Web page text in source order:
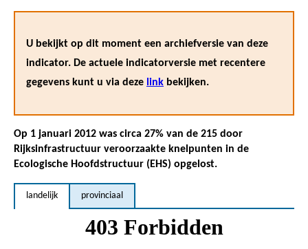
U bekijkt op dit moment een archiefversie van deze
indicator. De actuele indicatorversie met recentere
gegevens kunt u via deze link bekijken.
Op 1 januari 2012 was circa 27% van de 215 door
Rijksinfrastructuur veroorzaakte knelpunten in de
Ecologische Hoofdstructuur (EHS) opgelost.
landelijk provinciaal